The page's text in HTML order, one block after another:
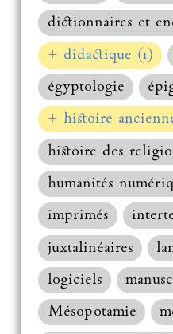
dictionnaires et
+ didactique (1)
égyptologie
+ histoire
histoire des
humanités
imprimés
juxtalinéaires
logiciels
Mésopotamie